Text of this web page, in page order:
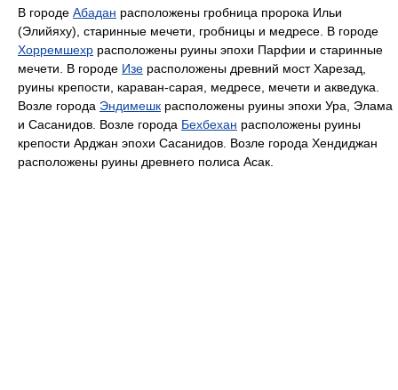
В городе Абадан расположены гробница пророка Ильи
(Элийяху), старинные мечети, гробницы и медресе. В городе
Хорремшехр расположены руины эпохи Парфии и старинные
мечети. В городе Изе расположены древний мост Харезад,
руины крепости, караван-сарая, медресе, мечети и акведука.
Возле города Эндимешк расположены руины эпохи Ура, Элама
и Сасанидов. Возле города Бехбехан расположены руины
крепости Арджан эпохи Сасанидов. Возле города Хендиджан
расположены руины древнего полиса Асак.